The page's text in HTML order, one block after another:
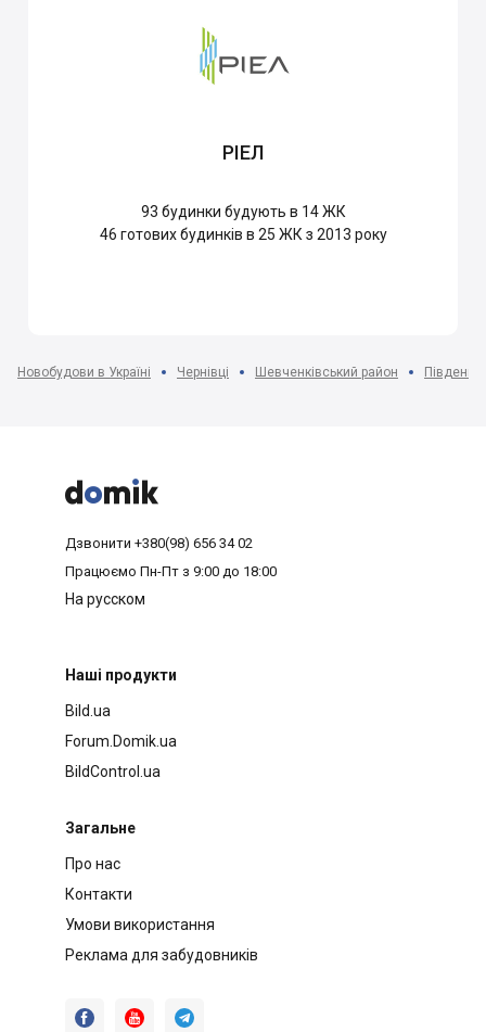
РІЕЛ
93 будинки будують в 14 ЖК
46 готових будинків в 25 ЖК з 2013 року
Новобудови в Україні Чернівці Шевченківський район



Дзвонити +380(98) 656 34 02
Працюємо Пн-Пт з 9:00 до 18:00
На русском
Наші продукти
Bild.ua
Forum.Domik.ua
BildControl.ua
Загальне
Про нас
Контакти
Умови використання
Реклама для забудовників
  